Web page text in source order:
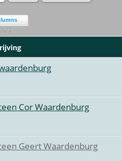
Cor Waardenburg
Geert Waardenburg